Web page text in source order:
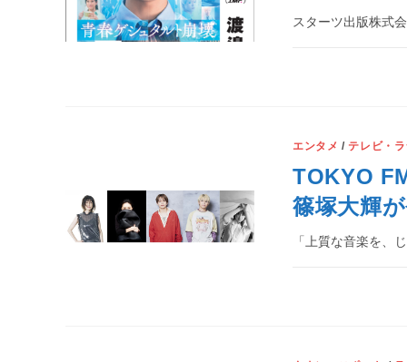
スターツ出版株式
エンタメ / テレビ・
TOKYO
篠塚大輝
「上質な音楽を、